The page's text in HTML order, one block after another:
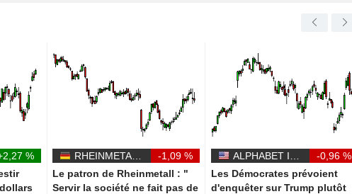
%
-1,09 %
Le patron de Rheinmetall : "
Servir la société ne fait pas de
-0,96 %
Les Démocrates prévoient
d'enquêter sur Trump plutôt